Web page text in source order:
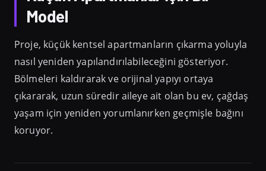
Model
Proje, küçük kentsel apartmanların çıkarma yoluyla
nasıl yeniden yapılandırılabileceğini gösteriyor.
Bölmeleri kaldırarak ve orijinal yapıyı ortaya
çıkararak, uzun süredir aileye ait olan bu ev, çağdaş
yaşam için yeniden yorumlanırken geçmişle bağını
koruyor.